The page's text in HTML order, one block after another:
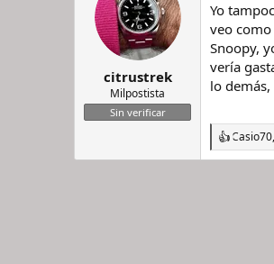
i
o
e
s
:
citrustrek
Milpostista
Sin verificar
Yo
veo
Snoopy,
vería
lo
R
e
Casio70,